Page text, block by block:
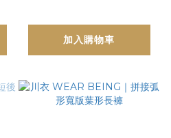
加入購物車